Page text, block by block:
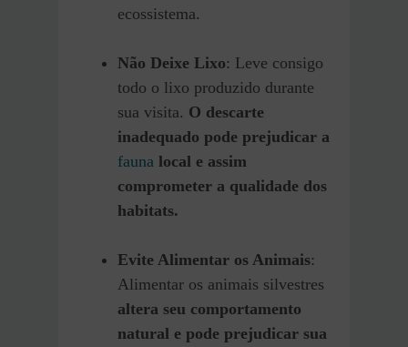
ecossistema.
Não Deixe Lixo: Leve consigo
todo o lixo produzido durante
sua visita. O descarte
inadequado pode prejudicar a
fauna local e assim
comprometer a qualidade dos
habitats.
Evite Alimentar os Animais:
Alimentar os animais silvestres
altera seu comportamento
natural e pode prejudicar sua